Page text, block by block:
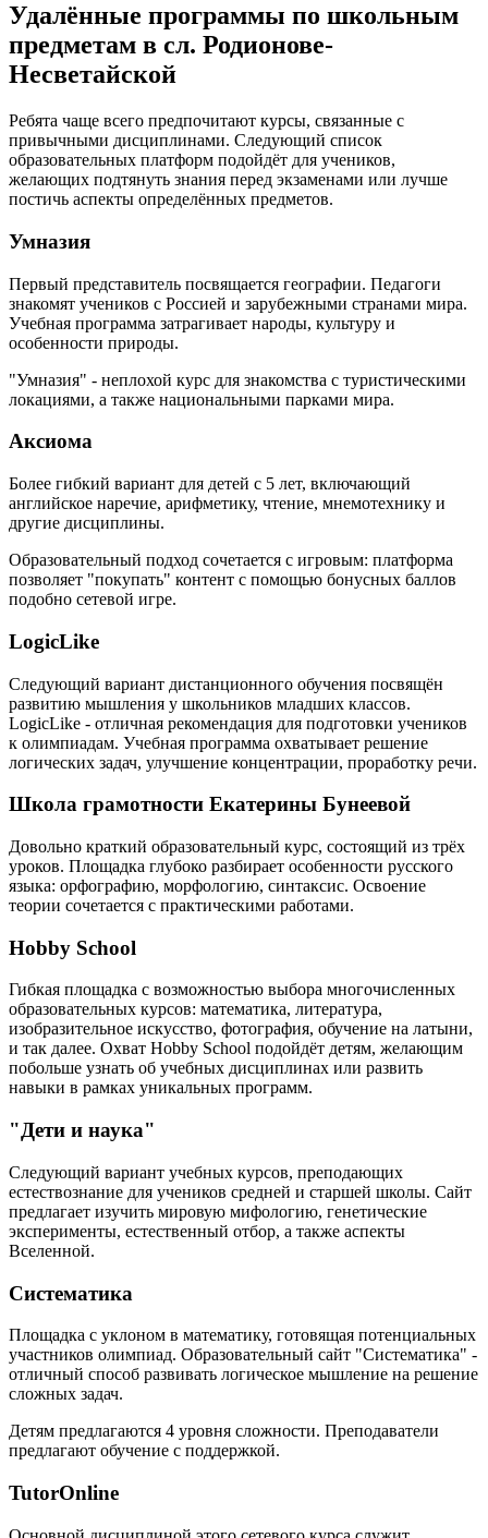
Удалённые программы по школьным
предметам в сл. Родионове-
Несветайской
Ребята чаще всего предпочитают курсы, связанные с
привычными дисциплинами. Следующий список
образовательных платформ подойдёт для учеников,
желающих подтянуть знания перед экзаменами или лучше
постичь аспекты определённых предметов.
Умназия
Первый представитель посвящается географии. Педагоги
знакомят учеников с Россией и зарубежными странами мира.
Учебная программа затрагивает народы, культуру и
особенности природы.
"Умназия" - неплохой курс для знакомства с туристическими
локациями, а также национальными парками мира.
Аксиома
Более гибкий вариант для детей с 5 лет, включающий
английское наречие, арифметику, чтение, мнемотехнику и
другие дисциплины.
Образовательный подход сочетается с игровым: платформа
позволяет "покупать" контент с помощью бонусных баллов
подобно сетевой игре.
LogicLike
Следующий вариант дистанционного обучения посвящён
развитию мышления у школьников младших классов.
LogicLike - отличная рекомендация для подготовки учеников
к олимпиадам. Учебная программа охватывает решение
логических задач, улучшение концентрации, проработку речи.
Школа грамотности Екатерины Бунеевой
Довольно краткий образовательный курс, состоящий из трёх
уроков. Площадка глубоко разбирает особенности русского
языка: орфографию, морфологию, синтаксис. Освоение
теории сочетается с практическими работами.
Hobby School
Гибкая площадка с возможностью выбора многочисленных
образовательных курсов: математика, литература,
изобразительное искусство, фотография, обучение на латыни,
и так далее. Охват Hobby School подойдёт детям, желающим
побольше узнать об учебных дисциплинах или развить
навыки в рамках уникальных программ.
"Дети и наука"
Следующий вариант учебных курсов, преподающих
естествознание для учеников средней и старшей школы. Сайт
предлагает изучить мировую мифологию, генетические
эксперименты, естественный отбор, а также аспекты
Вселенной.
Систематика
Площадка с уклоном в математику, готовящая потенциальных
участников олимпиад. Образовательный сайт "Систематика" -
отличный способ развивать логическое мышление на решение
сложных задач.
Детям предлагаются 4 уровня сложности. Преподаватели
предлагают обучение с поддержкой.
TutorOnline